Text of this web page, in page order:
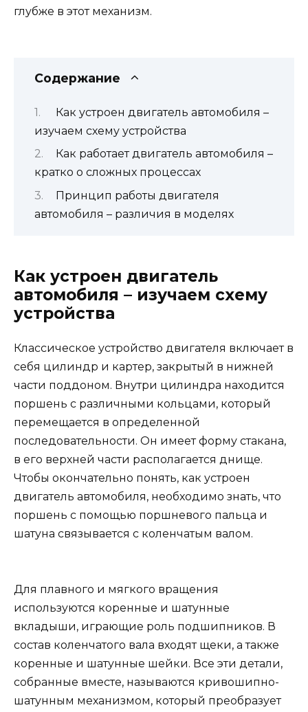
глубже в этот механизм.
Содержание
Как устроен двигатель автомобиля –
изучаем схему устройства
Как работает двигатель автомобиля –
кратко о сложных процессах
Принцип работы двигателя
автомобиля – различия в моделях
Как устроен двигатель
автомобиля – изучаем схему
устройства
Классическое устройство двигателя включает в
себя цилиндр и картер, закрытый в нижней
части поддоном. Внутри цилиндра находится
поршень с различными кольцами, который
перемещается в определенной
последовательности. Он имеет форму стакана,
в его верхней части располагается днище.
Чтобы окончательно понять, как устроен
двигатель автомобиля, необходимо знать, что
поршень с помощью поршневого пальца и
шатуна связывается с коленчатым валом.
Для плавного и мягкого вращения
используются коренные и шатунные
вкладыши, играющие роль подшипников. В
состав коленчатого вала входят щеки, а также
коренные и шатунные шейки. Все эти детали,
собранные вместе, называются кривошипно-
шатунным механизмом, который преобразует